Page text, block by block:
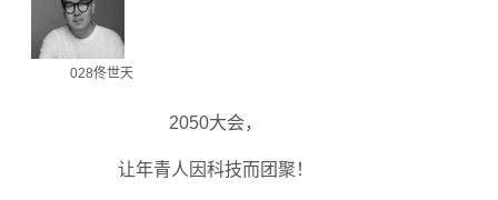
028佟世天
2050大会，
让年青人因科技而团聚！